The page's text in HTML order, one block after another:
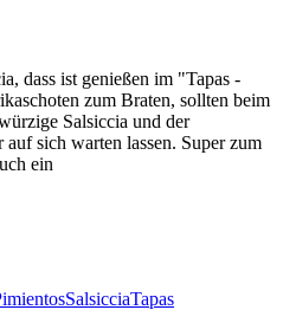
dass ist genießen im "Tapas -
zum Braten, sollten beim
Salsiccia und der
sich warten lassen. Super zum
ein
SalsicciaTapas